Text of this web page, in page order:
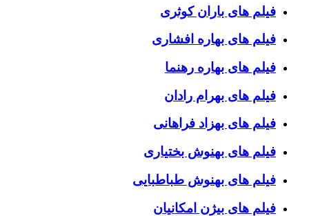
فیلم های باران کوثری
فیلم های بهاره افشاری
فیلم های بهاره رهنما
فیلم های بهرام رادان
فیلم های بهزاد فراهانی
فیلم های بهنوش بختیاری
فیلم های بهنوش طباطبایی
فیلم های بیژن امکانیان